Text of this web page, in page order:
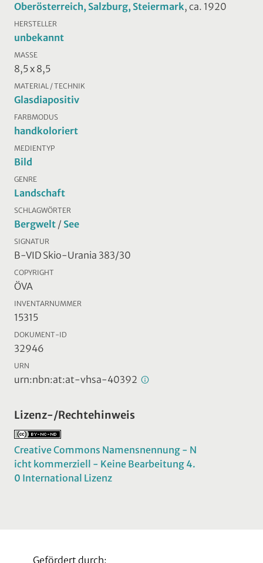
Oberösterreich, Salzburg, Steiermark, ca. 1920
HERSTELLER
unbekannt
MASSE
8,5 x 8,5
MATERIAL / TECHNIK
Glasdiapositiv
FARBMODUS
handkoloriert
MEDIENTYP
Bild
GENRE
Landschaft
SCHLAGWÖRTER
Bergwelt / See
SIGNATUR
B-VID Skio-Urania 383/30
COPYRIGHT
ÖVA
INVENTARNUMMER
15315
DOKUMENT-ID
32946
URN
urn:nbn:at:at-vhsa-40392
Lizenz-/Rechtehinweis
Creative Commons Namensnennung - N
icht kommerziell - Keine Bearbeitung 4.
0 International Lizenz
Gefördert durch: